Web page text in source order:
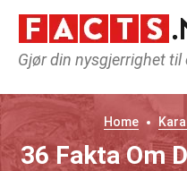
Gjør din nysgjerrighet til
Home
36 Fakta Om